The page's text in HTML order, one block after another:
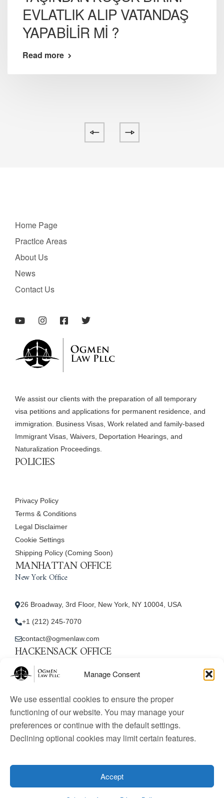
Manage Consent
We use essential cookies to ensure the proper
functioning of our website. You may manage your
preferences or continue with the default settings.
Declining optional cookies may limit certain features.
Accept
EVLATLIK ALIP VATANDAŞ
YAPABİLİR Mİ ?
Read more
Home Page
PractIce Areas
About Us
News
Contact Us
We assist our clients with the preparation of all temporary
visa petitions and applications for permanent residence, and
immigration. Business Visas, Work related and family-based
Immigrant Visas, Waivers, Deportation Hearings, and
Naturalization Proceedings.
POLICIES
Privacy Policy
Terms & Conditions
Legal Disclaimer
Cookie Settings
Shipping Policy (Coming Soon)
MANHATTAN OFFICE
New York Office
26 Broadway, 3rd Floor, New York, NY 10004, USA
+1 (212) 245-7070
contact@ogmenlaw.com
HACKENSACK OFFICE
New Jersey Office
contact@ogmenlaw.com
content is for informational purposes only and does not
constitute legal advice.